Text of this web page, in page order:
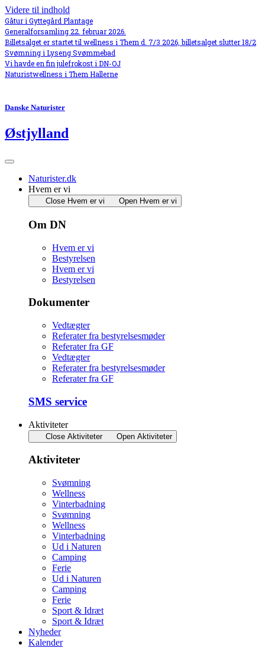
Videre til indhold
Gåtur i Gyttegård Plantage
Generalforsamling 22. februar 2026.
Billetsalget er startet til wellness i Them d. 7/3 2026, billetsalget slutter 18/2
Svømning i Lyseng Svømmebad
Vi havde en fin julefrokost i DN-OJ
Naturistwellness i Them Hallerne
Danske Naturister
Østjylland
Naturister.dk
Hvem er vi
Close Hvem er vi Open Hvem er vi
Om DN
Hvem er vi
Bestyrelsen
Hvem er vi
Bestyrelsen
Dokumenter
Vedtægter
Referater fra bestyrelsesmøder
Referater fra GF
Vedtægter
Referater fra bestyrelsesmøder
Referater fra GF
SMS service
Aktiviteter
Close Aktiviteter Open Aktiviteter
Aktiviteter
Svømning
Wellness
Vinterbadning
Svømning
Wellness
Vinterbadning
Ud i Naturen
Camping
Ferie
Ud i Naturen
Camping
Ferie
Sport & Idræt
Sport & Idræt
Nyheder
Kalender